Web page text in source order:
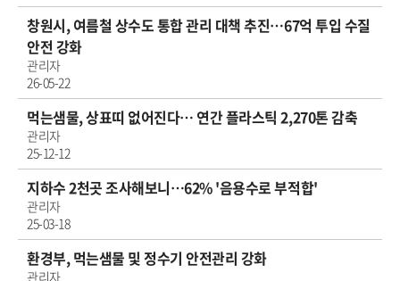
창원시, 여름철 상수도 통합 관리 대책 추진…67억 투입 수질
안전 강화
관리자
26-05-22
먹는샘물, 상표띠 없어진다… 연간 플라스틱 2,270톤 감축
관리자
25-12-12
지하수 2천곳 조사해보니…62% '음용수로 부적합'
관리자
25-03-18
환경부, 먹는샘물 및 정수기 안전관리 강화
관리자